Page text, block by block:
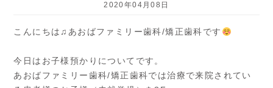
2020年04月08日
こんにちは♫あおばファミリー歯科/矯正歯科です
今日はお子様預かりについてです。
あおばファミリー歯科/矯正歯科では治療で来院されてい